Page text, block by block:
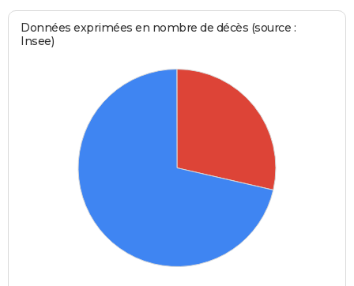
Données exprimées en nombre de décès (source :
Insee)